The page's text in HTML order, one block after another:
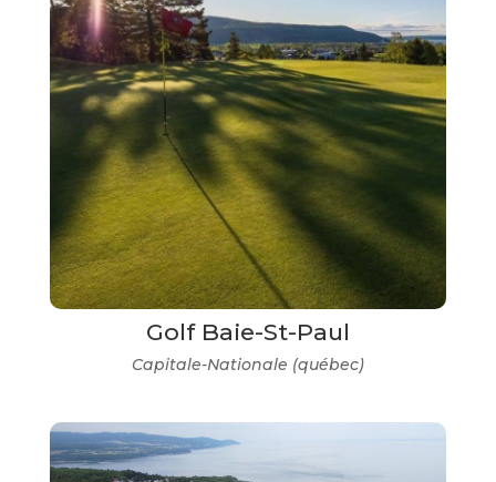
Golf Baie-St-Paul
Capitale-Nationale (québec)